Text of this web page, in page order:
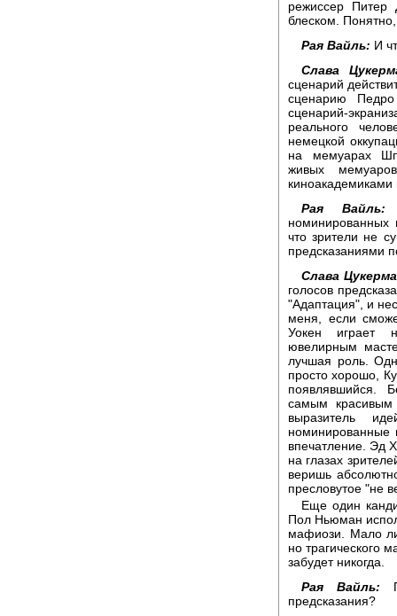
режиссер Питер
блеском.
Рая Вайль: И
Слава
сценарий
сценарию
сценарий-
реального
немецкой
на мемуарах
живых
киноакадемиками
Рая Вайль:
номинированных
что зрители не
предсказаниями
Слава
голосов
"Адаптация", и
меня, если
Уокен играет
ювелирным
лучшая роль.
просто хорошо,
появлявшийся.
самым красивым
выразитель
номинированные
впечатление. Эд
на глазах
веришь
пресловутое "не
Еще один
Пол Ньюман
мафиози. Мало
но трагического
забудет никогда.
Рая Вайль:
предсказания?